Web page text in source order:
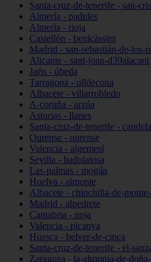
Santa-cruz-de-tenerife - san-
Almería - padules
Almería - rioja
Castellón - benicàssim
Madrid - san-sebastián-de-los-
Alicante - sant-joan-d39alacant
Jaén - úbeda
Tarragona - ulldecona
Albacete - villarrobledo
A-coruña - arzúa
Asturias - llanes
Santa-cruz-de-tenerife -
Ourense - ourense
Valencia - algemesí
Sevilla - badolatosa
Las-palmas - mogán
Huelva - almonte
Albacete - chinchilla-de-
Madrid - alpedrete
Cantabria - noja
Valencia - picanya
Huesca - belver-de-cinca
Santa-cruz-de-tenerife - el-
Zaragoza - la-almunia-de-